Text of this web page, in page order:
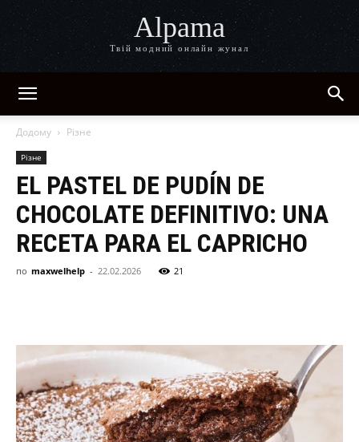
Alpama
Твій модний онлайн жунал
Додому Різне
Різне
EL PASTEL DE PUDÍN DE
CHOCOLATE DEFINITIVO: UNA
RECETA PARA EL CAPRICHO
по maxwelhelp - 22.02.2026 21